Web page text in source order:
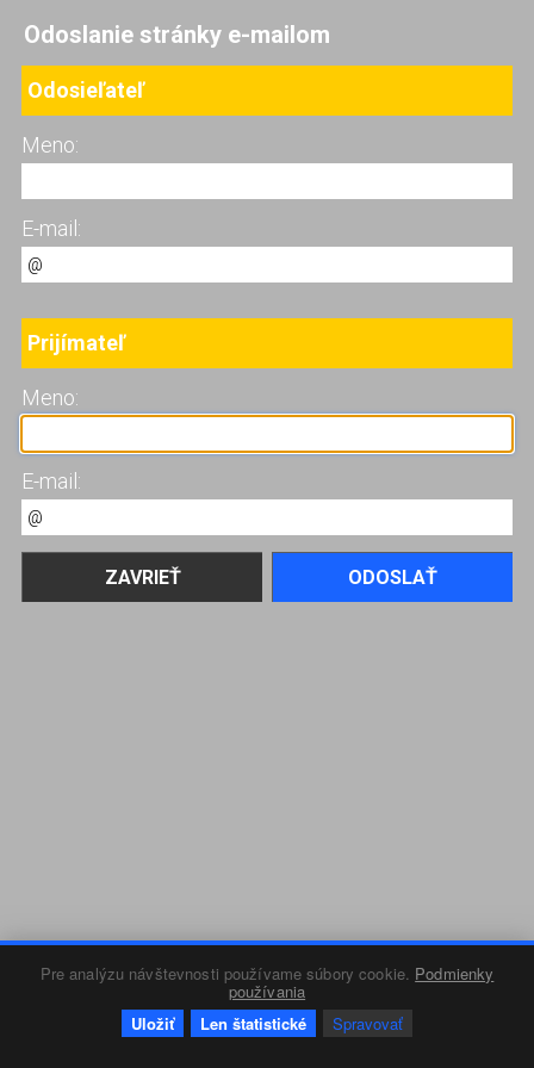
Pre analýzu návštevnosti používame súbory cookie. Podmienky
používania
Uložiť
Len štatistické Spravovať
Odoslanie stránky e-mailom
Odosieľateľ
Meno:
E-mail:
Prijímateľ
Meno:
E-mail: